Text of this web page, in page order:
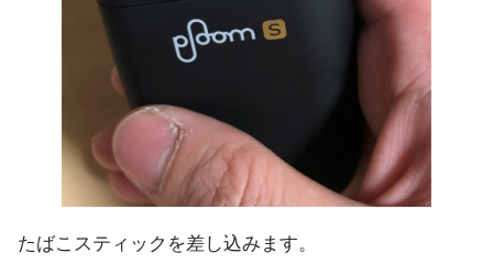
たばこスティックを差し込みます。